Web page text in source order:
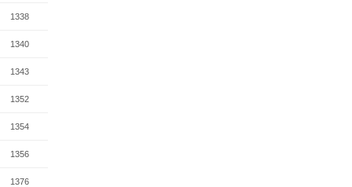
1338
1340
1343
1352
1354
1356
1376